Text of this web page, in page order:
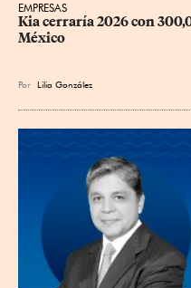
EMPRESAS
Kia cerraría 2026 con
México
Por Lilia González